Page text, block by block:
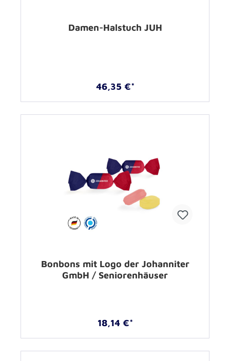
Damen-Halstuch JUH
46,35 €*
Bonbons mit Logo der Johanniter
GmbH / Seniorenhäuser
18,14 €*